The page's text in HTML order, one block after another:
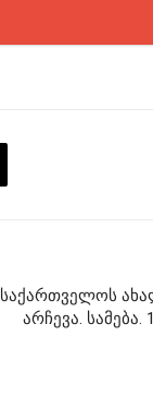
საქართველოს
არჩევა.